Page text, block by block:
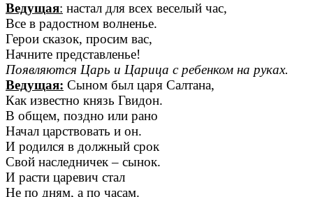
Ведущая: настал для всех веселый час,
Все в радостном волненье.
Герои сказок, просим вас,
Начните представленье!
Появляются Царь и Царица с ребенком на руках.
Ведущая: Сыном был царя Салтана,
Как известно князь Гвидон.
В общем, поздно или рано
Начал царствовать и он.
И родился в должный срок
Свой наследничек – сынок.
И расти царевич стал
Не по дням, а по часам.